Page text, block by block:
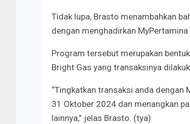
Tidak lupa, Brasto menambahkan
dengan menghadirkan
Program tersebut merupakan
Bright Gas yang transaksinya
“Tingkatkan transaksi anda dengan
31 Oktober 2024 dan menangkan
lainnya,” jelas Brasto. (tya)